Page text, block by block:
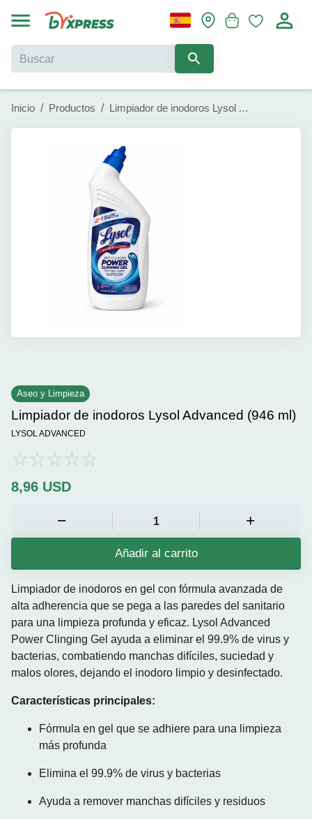
Inicio / Productos / Limpiador de inodoros Lysol Advanced (946 ml)
Aseo y Limpieza
Limpiador de inodoros Lysol Advanced (946 ml)
LYSOL ADVANCED
8,96 USD
Añadir al carrito
Limpiador de inodoros en gel con fórmula avanzada de
alta adherencia que se pega a las paredes del sanitario
para una limpieza profunda y eficaz. Lysol Advanced
Power Clinging Gel ayuda a eliminar el 99.9% de virus y
bacterias, combatiendo manchas difíciles, suciedad y
malos olores, dejando el inodoro limpio y desinfectado.
Características principales:
Fórmula en gel que se adhiere para una limpieza
más profunda
Elimina el 99.9% de virus y bacterias
Ayuda a remover manchas difíciles y residuos